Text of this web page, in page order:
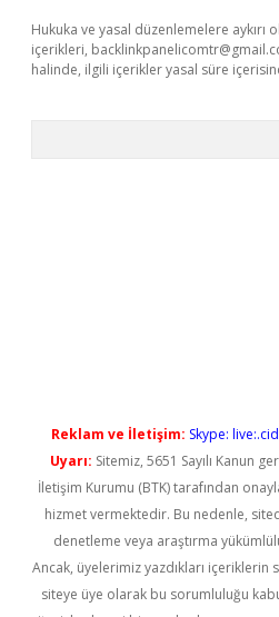
Hukuka ve yasal düzenlemelere aykırı
içerikleri,
halinde, ilgili içerikler yasal süre
Reklam ve İletişim: Skype:
Uyarı: Sitemiz, 5651 Sayılı Kanun
İletişim Kurumu (BTK) tarafından
hizmet vermektedir. Bu nedenle,
denetleme veya araştırma
Ancak, üyelerimiz yazdıkları içeriklerin
siteye üye olarak bu sorumluluğu